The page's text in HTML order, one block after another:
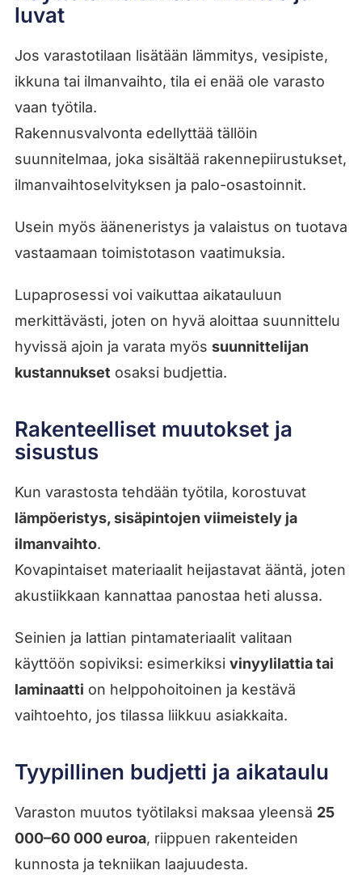
luvat
Jos varastotilaan lisätään lämmitys, vesipiste,
ikkuna tai ilmanvaihto, tila ei enää ole varasto
vaan työtila.
Rakennusvalvonta edellyttää tällöin
suunnitelmaa, joka sisältää rakennepiirustukset,
ilmanvaihtoselvityksen ja palo-osastoinnit.
Usein myös ääneneristys ja valaistus on tuotava
vastaamaan toimistotason vaatimuksia.
Lupaprosessi voi vaikuttaa aikatauluun
merkittävästi, joten on hyvä aloittaa suunnittelu
hyvissä ajoin ja varata myös suunnittelijan
kustannukset osaksi budjettia.
Rakenteelliset muutokset ja
sisustus
Kun varastosta tehdään työtila, korostuvat
lämpöeristys, sisäpintojen viimeistely ja
ilmanvaihto.
Kovapintaiset materiaalit heijastavat ääntä, joten
akustiikkaan kannattaa panostaa heti alussa.
Seinien ja lattian pintamateriaalit valitaan
käyttöön sopiviksi: esimerkiksi vinyylilattia tai
laminaatti on helppohoitoinen ja kestävä
vaihtoehto, jos tilassa liikkuu asiakkaita.
Tyypillinen budjetti ja aikataulu
Varaston muutos työtilaksi maksaa yleensä 25
000–60 000 euroa, riippuen rakenteiden
kunnosta ja tekniikan laajuudesta.